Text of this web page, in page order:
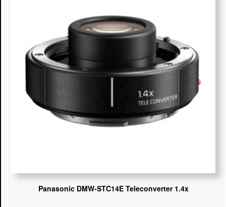
Panasonic DMW-STC14E Teleconverter 1.4x